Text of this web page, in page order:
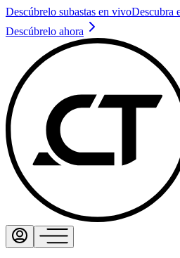
Descúbrelo subastas en vivoDescubra
Descúbrelo ahora